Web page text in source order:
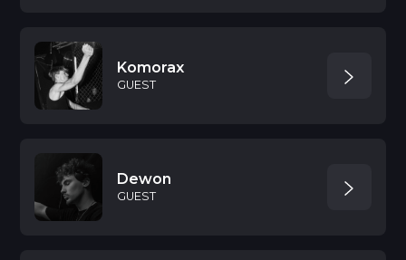
Komorax
GUEST
Dewon
GUEST